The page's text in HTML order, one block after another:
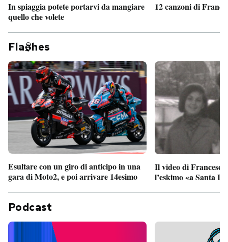
In spiaggia potete portarvi da mangiare
quello che volete
12 canzoni di
Fla hes
Esultare con un giro di anticipo in una
gara di Moto2, e poi arrivare 14esimo
Il video di
l’eskimo «a Santa
Podcast